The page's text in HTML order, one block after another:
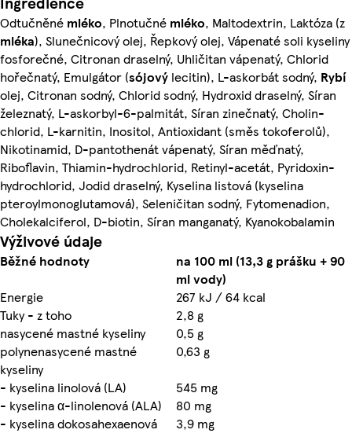
Odtučněné mléko, Plnotučné mléko, Maltodextrin, Laktóza (z
mléka), Slunečnicový olej, Řepkový olej, Vápenaté soli kyseliny
fosforečné, Citronan draselný, Uhličitan vápenatý, Chlorid
hořečnatý, Emulgátor (sójový lecitin), L-askorbát sodný, Rybí
olej, Citronan sodný, Chlorid sodný, Hydroxid draselný, Síran
železnatý, L-askorbyl-6-palmitát, Síran zinečnatý, Cholin-
chlorid, L-karnitin, Inositol, Antioxidant (směs tokoferolů),
Nikotinamid, D-pantothenát vápenatý, Síran měďnatý,
Riboflavin, Thiamin-hydrochlorid, Retinyl-acetát, Pyridoxin-
hydrochlorid, Jodid draselný, Kyselina listová (kyselina
pteroylmonoglutamová), Seleničitan sodný, Fytomenadion,
Cholekalciferol, D-biotin, Síran manganatý, Kyanokobalamin
Výživové údaje
Běžné hodnoty
na 100 ml (13,3 g prášku + 90
ml vody)
Energie
267 kJ / 64 kcal
Tuky - z toho
2,8 g
nasycené mastné kyseliny
0,5 g
polynenasycené mastné
kyseliny
0,63 g
- kyselina linolová (LA)
545 mg
- kyselina α-linolenová (ALA)
80 mg
- kyselina dokosahexaenová
3,9 mg